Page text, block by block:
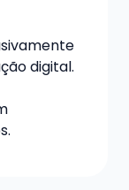
digital.